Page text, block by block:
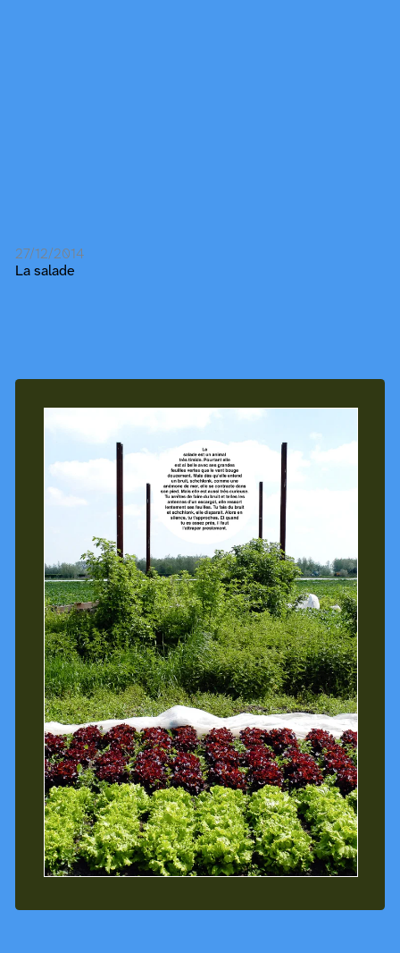
27/12/2014
La salade